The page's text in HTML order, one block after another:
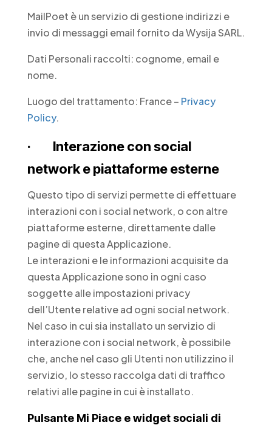
MailPoet è un servizio di gestione indirizzi e
invio di messaggi email fornito da Wysija SARL.
Dati Personali raccolti: cognome, email e
nome.
Luogo del trattamento: France – Privacy
Policy.
· Interazione con social
network e piattaforme esterne
Questo tipo di servizi permette di effettuare
interazioni con i social network, o con altre
piattaforme esterne, direttamente dalle
pagine di questa Applicazione.
Le interazioni e le informazioni acquisite da
questa Applicazione sono in ogni caso
soggette alle impostazioni privacy
dell’Utente relative ad ogni social network.
Nel caso in cui sia installato un servizio di
interazione con i social network, è possibile
che, anche nel caso gli Utenti non utilizzino il
servizio, lo stesso raccolga dati di traffico
relativi alle pagine in cui è installato.
Pulsante Mi Piace e widget sociali di